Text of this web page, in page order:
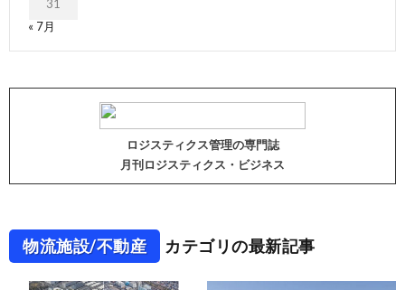
31
« 7月
ロジスティクス管理の専門誌
月刊ロジスティクス・ビジネス
物流施設/不動産 カテゴリの最新記事